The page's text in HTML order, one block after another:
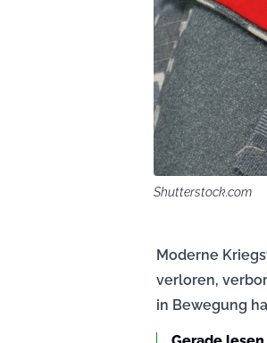
Shutterstock.com
Moderne
verloren,
in Bewegung